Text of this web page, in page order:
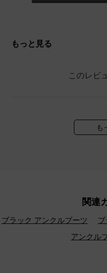
もっと見る
このレビ
も
関連
ブラック アンクルブーツ
アンクル